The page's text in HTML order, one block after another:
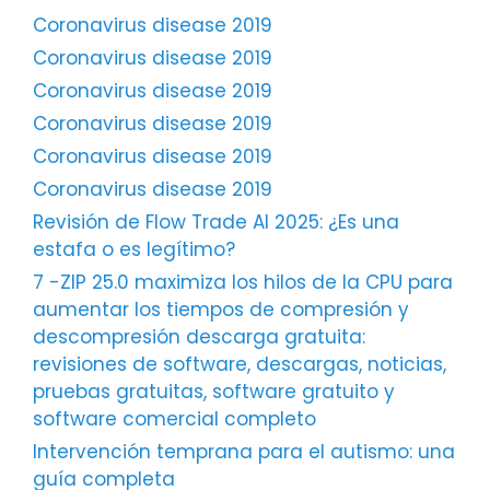
Coronavirus disease 2019
Coronavirus disease 2019
Coronavirus disease 2019
Coronavirus disease 2019
Coronavirus disease 2019
Coronavirus disease 2019
Revisión de Flow Trade AI 2025: ¿Es una
estafa o es legítimo?
7 -ZIP 25.0 maximiza los hilos de la CPU para
aumentar los tiempos de compresión y
descompresión descarga gratuita:
revisiones de software, descargas, noticias,
pruebas gratuitas, software gratuito y
software comercial completo
Intervención temprana para el autismo: una
guía completa